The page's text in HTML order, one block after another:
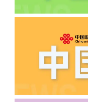
加活动充值，
如以上都正
·6.领卡时详
答:不要低于6